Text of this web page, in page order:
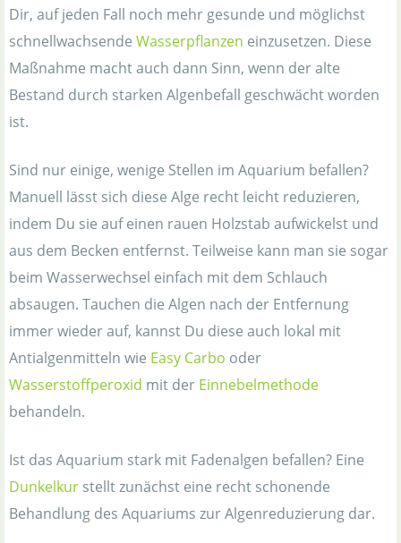
Dir, auf jeden Fall noch mehr gesunde und möglichst
schnellwachsende Wasserpflanzen einzusetzen. Diese
Maßnahme macht auch dann Sinn, wenn der alte
Bestand durch starken Algenbefall geschwächt worden
ist.
Sind nur einige, wenige Stellen im Aquarium befallen?
Manuell lässt sich diese Alge recht leicht reduzieren,
indem Du sie auf einen rauen Holzstab aufwickelst und
aus dem Becken entfernst. Teilweise kann man sie sogar
beim Wasserwechsel einfach mit dem Schlauch
absaugen. Tauchen die Algen nach der Entfernung
immer wieder auf, kannst Du diese auch lokal mit
Antialgenmitteln wie Easy Carbo oder
Wasserstoffperoxid mit der Einnebelmethode
behandeln.
Ist das Aquarium stark mit Fadenalgen befallen? Eine
Dunkelkur stellt zunächst eine recht schonende
Behandlung des Aquariums zur Algenreduzierung dar.